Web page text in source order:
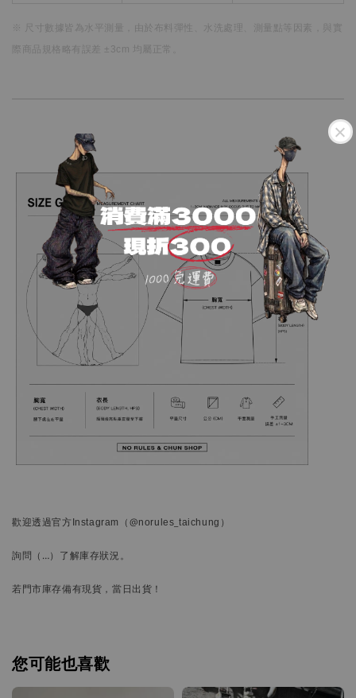
※ 尺寸數據皆為水平測量， 由於布料彈性、水洗處理、測量點等因素，
際商品規格略有誤差 ±3cm 均屬正常。
歡迎透過官方Instagram （@norules_taichung）
詢問 （…） 了解庫存狀況。
若門市庫存備有現貨，當日出貨！
您可能也喜歡